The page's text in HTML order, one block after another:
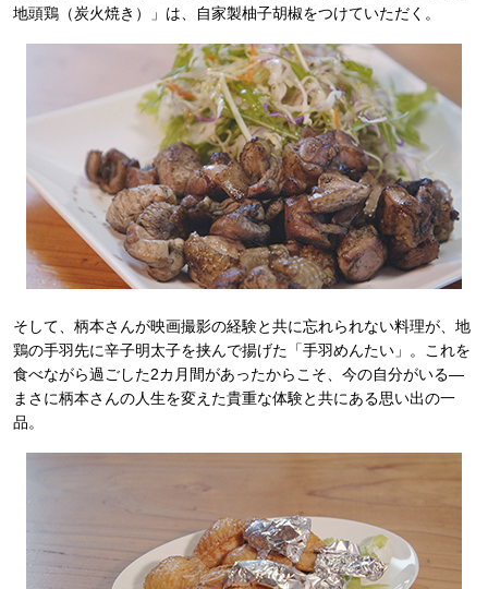
地頭鶏（炭火焼き）」は、自家製柚子胡椒をつけていただく。
そして、柄本さんが映画撮影の経験と共に忘れられない料理が、地
鶏の手羽先に辛子明太子を挟んで揚げた「手羽めんたい」。これを
食べながら過ごした2カ月間があったからこそ、今の自分がいる―
まさに柄本さんの人生を変えた貴重な体験と共にある思い出の一
品。